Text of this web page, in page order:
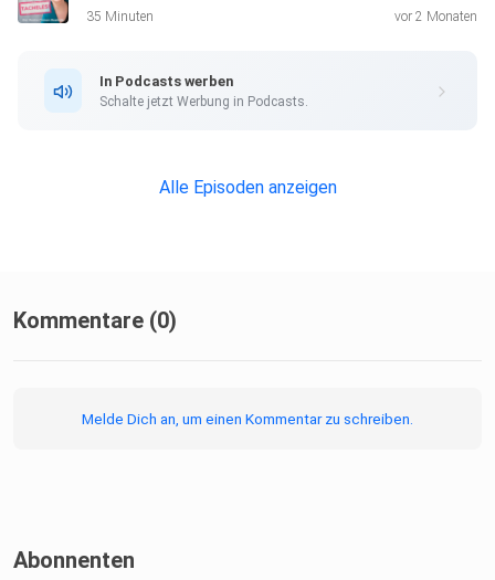
schau dir
https://myablefy.com/s/manuela-matthaei/ama-2026-02
35 Minuten vor 2 Monaten
In Podcasts werben
Schalte jetzt Werbung in Podcasts.
Alle Episoden anzeigen
Kommentare (0)
Melde Dich an, um einen Kommentar zu schreiben.
Abonnenten